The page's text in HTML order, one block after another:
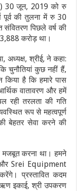
30 जून, 2019 को रु
पूर्व की तुलना में रु 30
संवितरण पिछले वर्ष की
करोड़ था।
अध्यक्ष, श्रीई, ने कहा:
चुनौतियां कुछ नहीं हैं,
है कि हमारे पास
वातावरण और हमें
रही तरलता की गति
रूप से महत्वपूर्ण
बेहतर सेवा करने की
मजबूत करना था। हमने
Srei Equipment
प्रस्तावित कदम
इकाई, श्री उपकरण